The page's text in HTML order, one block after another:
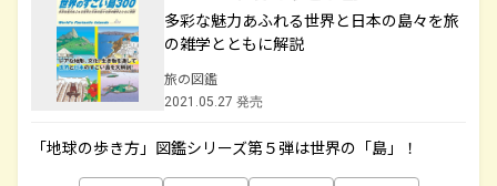
多彩な魅力あふれる世界と日本の島々を旅
の雑学とともに解説
旅の図鑑
2021.05.27 発売
「地球の歩き方」図鑑シリーズ第５弾は世界の「島」！